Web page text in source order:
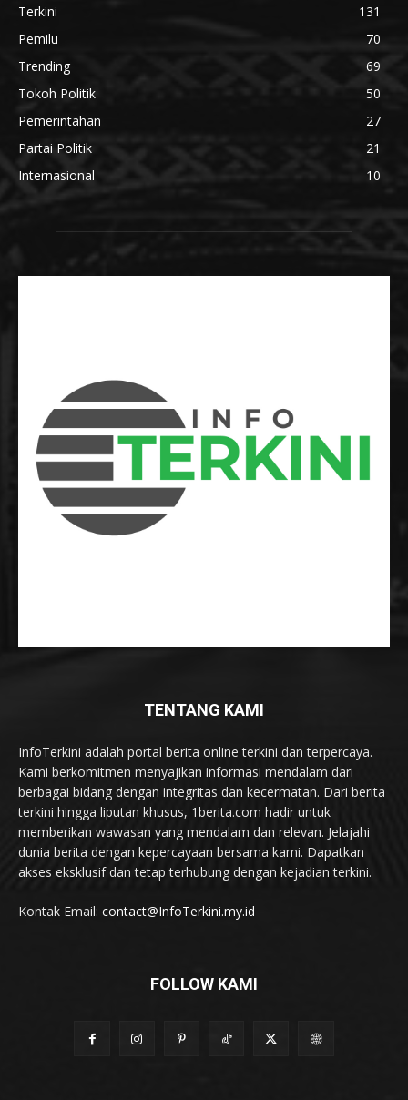
Terkini
131
Pemilu
70
Trending
69
Tokoh Politik
50
Pemerintahan
27
Partai Politik
21
Internasional
10
TENTANG KAMI
InfoTerkini adalah portal berita online terkini dan terpercaya.
Kami berkomitmen menyajikan informasi mendalam dari
berbagai bidang dengan integritas dan kecermatan. Dari berita
terkini hingga liputan khusus, 1berita.com hadir untuk
memberikan wawasan yang mendalam dan relevan. Jelajahi
dunia berita dengan kepercayaan bersama kami. Dapatkan
akses eksklusif dan tetap terhubung dengan kejadian terkini.
Kontak Email: contact@InfoTerkini.my.id
FOLLOW KAMI